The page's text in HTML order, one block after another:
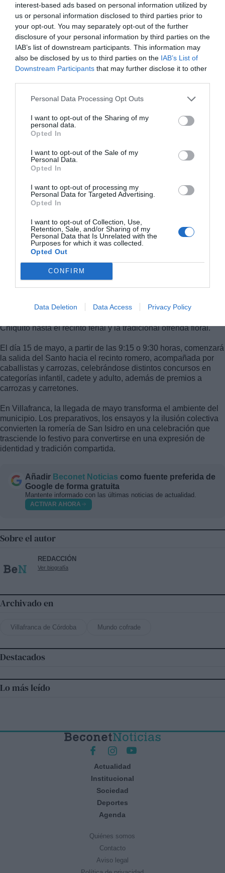
interest-based ads based on personal information utilized by
us or personal information disclosed to third parties prior to
your opt-out. You may separately opt-out of the further
disclosure of your personal information by third parties on the
IAB’s list of downstream participants. This information may
also be disclosed by us to third parties on the IAB’s List of
Downstream Participants that may further disclose it to other
Personal Data Processing Opt Outs
I want to opt-out of the Sharing of my
personal data.
Opted In
I want to opt-out of the Sale of my
Personal Data.
Opted In
I want to opt-out of processing my
Personal Data for Targeted Advertising.
Opted In
I want to opt-out of Collection, Use,
Retention, Sale, and/or Sharing of my
Personal Data that Is Unrelated with the
Purposes for which it was collected.
Opted Out
CONFIRM
Data Deletion Data Access Privacy Policy
En este mismo acto se produjo una novedad significativa: por
primera vez se nombraron los Romeros de Honor, distinción
que ha recaído en el matrimonio formado por Fernando y
Rafalita, reconociendo así su trayectoria, compromiso y
vinculación con la romería de Villafranca.
del 12 al 14 de mayo en la Parroquia de Santa Marina, el
Chiquito hasta el recinto ferial y la tradicional ofrenda floral.
El día 15 de mayo, a partir de las 9:15 o 9:30 horas, comenzará
la salida del Santo hacia el recinto romero, acompañada por
caballistas y carrozas, celebrándose distintos concursos en
categorías infantil, cadete y adulto, además de premios a
carrozas y carretones.
En Villafranca, la llegada de mayo transforma el ambiente del
municipio. Los preparativos, los ensayos y la ilusión colectiva
convierten la romería de San Isidro en una celebración que
trasciende lo festivo para convertirse en una expresión de
identidad y tradición compartida.
Añadir Beconet Noticias como fuente preferida de
Google de forma gratuita
Mantente informado con las últimas noticias de actualidad.
ACTIVAR AHORA
Sobre el autor
REDACCIÓN
Ver biografía
Archivado en
Villafranca de Córdoba Mundo cofrade
Destacados
Lo más leído
Actualidad
Institucional
Sociedad
Deportes
Agenda
Quiénes somos
Contacto
Aviso legal